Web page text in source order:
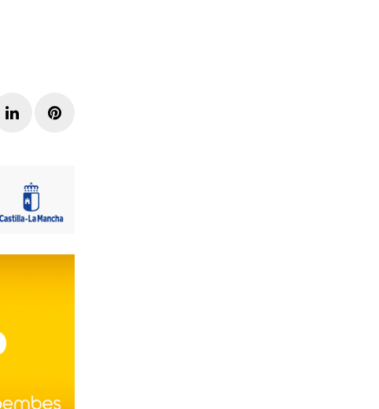
LinkedInPinterest